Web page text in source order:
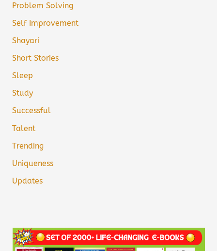
Problem Solving
Self Improvement
Shayari
Short Stories
Sleep
Study
Successful
Talent
Trending
Uniqueness
Updates